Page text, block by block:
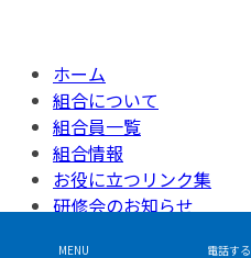
ホーム
組合について
組合員一覧
組合情報
お役に立つリンク集
研修会のお知らせ
MENU 電話する